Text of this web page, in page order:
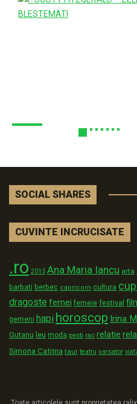
SOCIAL SHARES
CUVINTE INCRUCISATE
.ro 2015 Ana Maria Iancu arta
barbati berbec capricorn cultura
dragoste femei femeie festival
gemeni hapi horoscop Irina
Gutanu leu moda pesti rac relatie
Simona Catrina taur teatru varsator